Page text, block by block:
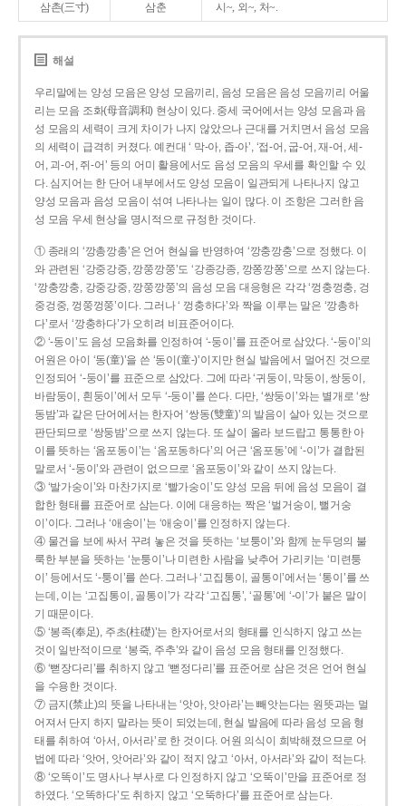
삼촌(三寸) 삼춘 시~, 외~, 처~.
해설
우리말에는 양성 모음은 양성 모음끼리, 음성 모음은 음성 모음끼리 어울
리는 모음 조화(母音調和) 현상이 있다. 중세 국어에서는 양성 모음과 음
성 모음의 세력이 크게 차이가 나지 않았으나 근대를 거치면서 음성 모음
의 세력이 급격히 커졌다. 예컨대 ‘ 막-아, 좁-아’, ‘접-어, 굽-어, 재-어, 세-
어, 괴-어, 쥐-어’ 등의 어미 활용에서도 음성 모음의 우세를 확인할 수 있
다. 심지어는 한 단어 내부에서도 양성 모음이 일관되게 나타나지 않고
양성 모음과 음성 모음이 섞여 나타나는 일이 많다. 이 조항은 그러한 음
성 모음 우세 현상을 명시적으로 규정한 것이다.
① 종래의 ‘깡총깡총’은 언어 현실을 반영하여 ‘깡충깡충’으로 정했다. 이
와 관련된 ‘강중강중, 깡쭝깡쭝’도 ‘강종강종, 깡쫑깡쫑’으로 쓰지 않는다.
‘깡충깡충, 강중강중, 깡쭝깡쭝’의 음성 모음 대응형은 각각 ‘껑충껑충, 겅
중겅중, 껑쭝껑쭝’이다. 그러나 ‘ 껑충하다’와 짝을 이루는 말은 ‘깡총하
다’로서 ‘깡충하다’가 오히려 비표준어이다.
② ‘-동이’도 음성 모음화를 인정하여 ‘-둥이’를 표준어로 삼았다. ‘-둥이’의
어원은 아이 ‘동(童)’을 쓴 ‘동이(童-)’이지만 현실 발음에서 멀어진 것으로
인정되어 ‘-둥이’를 표준으로 삼았다. 그에 따라 ‘귀둥이, 막둥이, 쌍둥이,
바람둥이, 흰둥이’에서 모두 ‘-둥이’를 쓴다. 다만, ‘쌍둥이’와는 별개로 ‘쌍
동밤’과 같은 단어에서는 한자어 ‘쌍동(雙童)’의 발음이 살아 있는 것으로
판단되므로 ‘쌍둥밤’으로 쓰지 않는다. 또 살이 올라 보드랍고 통통한 아
이를 뜻하는 ‘옴포동이’는 ‘옴포동하다’의 어근 ‘옴포동’에 ‘-이’가 결합된
말로서 ‘-둥이’와 관련이 없으므로 ‘옴포둥이’와 같이 쓰지 않는다.
③ ‘발가숭이’와 마찬가지로 ‘빨가숭이’도 양성 모음 뒤에 음성 모음이 결
합한 형태를 표준어로 삼는다. 이에 대응하는 짝은 ‘벌거숭이, 뻘거숭
이’이다. 그러나 ‘애송이’는 ‘애숭이’를 인정하지 않는다.
④ 물건을 보에 싸서 꾸려 놓은 것을 뜻하는 ‘보퉁이’와 함께 눈두덩의 불
룩한 부분을 뜻하는 ‘눈퉁이’나 미련한 사람을 낮추어 가리키는 ‘미련퉁
이’ 등에서도 ‘-퉁이’를 쓴다. 그러나 ‘고집통이, 골통이’에서는 ‘통이’를 쓰
는데, 이는 ‘고집통이, 골통이’가 각각 ‘고집통’, ‘골통’에 ‘-이’가 붙은 말이
기 때문이다.
⑤ ‘봉족(奉足), 주초(柱礎)’는 한자어로서의 형태를 인식하지 않고 쓰는
것이 일반적이므로 ‘봉죽, 주추’와 같이 음성 모음 형태를 인정했다.
⑥ ‘뻗장다리’를 취하지 않고 ‘뻗정다리’를 표준어로 삼은 것은 언어 현실
을 수용한 것이다.
⑦ 금지(禁止)의 뜻을 나타내는 ‘앗아, 앗아라’는 빼앗는다는 원뜻과는 멀
어져서 단지 하지 말라는 뜻이 되었는데, 현실 발음에 따라 음성 모음 형
태를 취하여 ‘아서, 아서라’로 한 것이다. 어원 의식이 희박해졌으므로 어
법에 따라 ‘앗어, 앗어라’와 같이 적지 않고 ‘아서, 아서라’와 같이 적는다.
⑧ ‘오똑이’도 명사나 부사로 다 인정하지 않고 ‘오뚝이’만을 표준어로 정
하였다. ‘오똑하다’도 취하지 않고 ‘오뚝하다’를 표준어로 삼는다.